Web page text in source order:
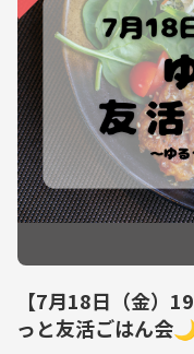
【7月18日（金）
っと友活ごはん会